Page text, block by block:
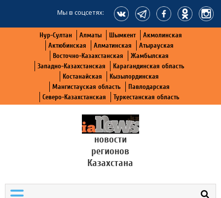
Мы в соцсетях:
Нур-Султан Алматы Шымкент
Акмолинская
Актюбинская
Алматинская
Атырауская
Восточно-Казахстанская
Жамбылская
Западно-Казахстанская
Карагандинская область
Костанайская
Кызылординская
Мангистауская область
Павлодарская
Северо-Казахстанская
Туркестанская область
новости
регионов
Казахстана